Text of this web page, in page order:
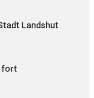
Landshut
fort